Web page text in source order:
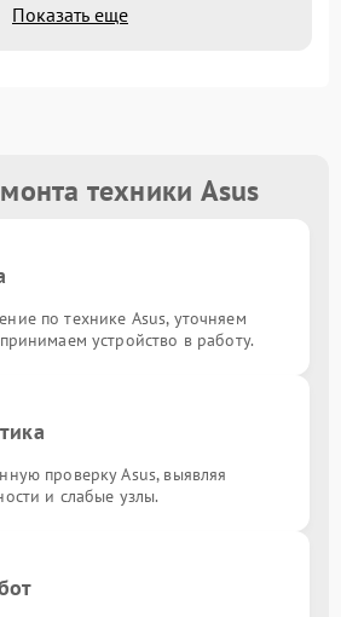
Показать еще
техники Asus
по технике Asus, уточняем
устройство в работу.
проверку Asus, выявляя
и слабые узлы.